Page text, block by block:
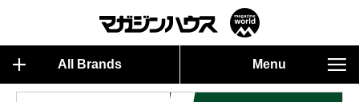
All Brands Menu